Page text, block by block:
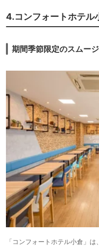
4.コンフォートホテル
期間季節限定のスムー
「コンフォートホテル小倉」